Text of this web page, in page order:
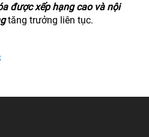
được xếp hạng cao và nội
tăng trưởng liên tục.